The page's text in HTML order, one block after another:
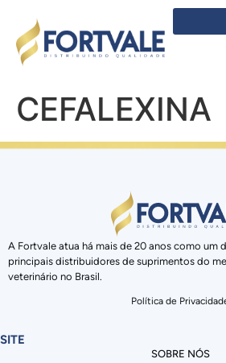
CEFALEXINA
A Fortvale atua há mais de 20 anos como um
principais distribuidores de suprimentos do
veterinário no Brasil.
Política de
SITE
SOBRE NÓS